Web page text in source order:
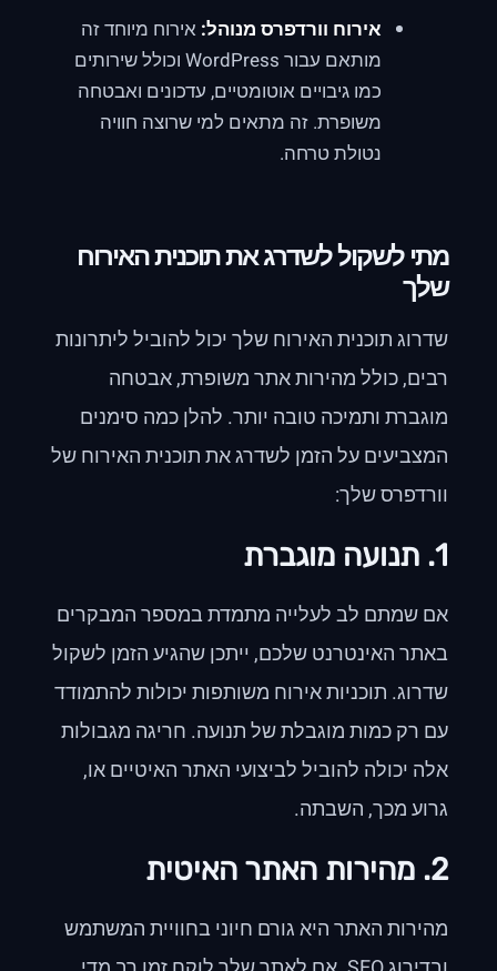
אירוח וורדפרס מנוהל: אירוח מיוחד זה
מותאם עבור WordPress וכולל שירותים
כמו גיבויים אוטומטיים, עדכונים ואבטחה
משופרת. זה מתאים למי שרוצה חוויה
נטולת טרחה.
מתי לשקול לשדרג את תוכנית האירוח
שלך
שדרוג תוכנית האירוח שלך יכול להוביל ליתרונות
רבים, כולל מהירות אתר משופרת, אבטחה
מוגברת ותמיכה טובה יותר. להלן כמה סימנים
המצביעים על הזמן לשדרג את תוכנית האירוח של
וורדפרס שלך:
1. תנועה מוגברת
אם שמתם לב לעלייה מתמדת במספר המבקרים
באתר האינטרנט שלכם, ייתכן שהגיע הזמן לשקול
שדרוג. תוכניות אירוח משותפות יכולות להתמודד
עם רק כמות מוגבלת של תנועה. חריגה מגבולות
אלה יכולה להוביל לביצועי האתר האיטיים או,
גרוע מכך, השבתה.
2. מהירות האתר האיטית
מהירות האתר היא גורם חיוני בחוויית המשתמש